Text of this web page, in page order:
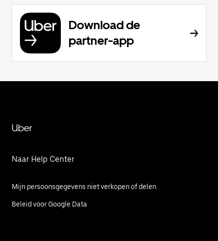
Download de
partner-app
Uber
Naar Help Center
Mijn persoonsgegevens niet verkopen of delen
Beleid voor Google Data